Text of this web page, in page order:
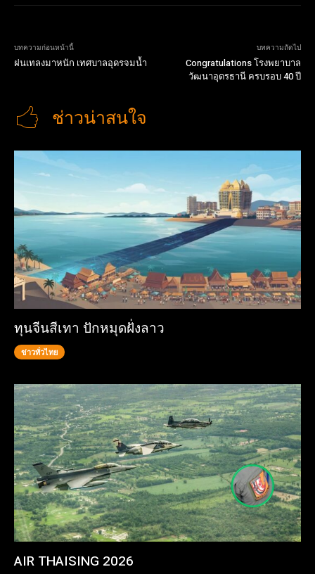
บทความก่อนหน้านี้
ฝนเทลงมาหนัก เทศบาลอุดรจมน้ำ
บทความถัดไป
Congratulations โรงพยาบาล
วัฒนาอุดรธานี ครบรอบ 40 ปี
ช่าวน่าสนใจ
ทุนจีนสีเทา ปักหมุดฝั่งลาว
ข่าวทั่วไทย
AIR THAISING 2026